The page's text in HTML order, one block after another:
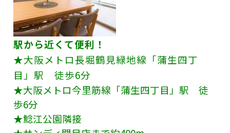
駅から近くて便利！
★大阪メトロ長堀鶴見緑地線「蒲生四丁
目」駅 徒歩6分
★大阪メトロ今里筋線「蒲生四丁目」駅 徒
歩6分
★鯰江公園隣接